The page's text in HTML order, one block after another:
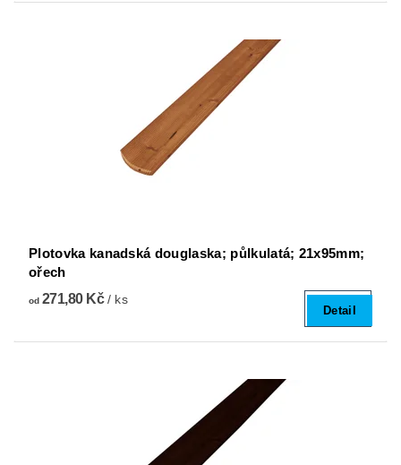
Plotovka kanadská douglaska; půlkulatá; 21x95mm;
ořech
od271,80 Kč/ ks
Detail